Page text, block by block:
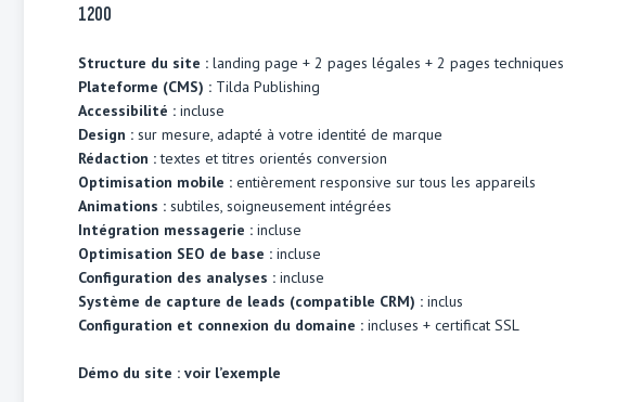
1200
Structure du site : landing page + 2 pages légales + 2 pages techniques
Plateforme (CMS) : Tilda Publishing
Accessibilité : incluse
Design : sur mesure, adapté à votre identité de marque
Rédaction :textes et titres orientés conversion
Optimisation mobile : entièrement responsive sur tous les appareils
Animations : subtiles, soigneusement intégrées
Intégration messagerie : incluse
Optimisation SEO de base : incluse
Configuration des analyses : incluse
Système de capture de leads (compatible CRM) : inclus
Configuration et connexion du domaine : incluses + certificat SSL
Démo du site : voir l’exemple